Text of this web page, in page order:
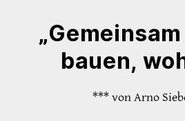
bauen,
*** von Arno